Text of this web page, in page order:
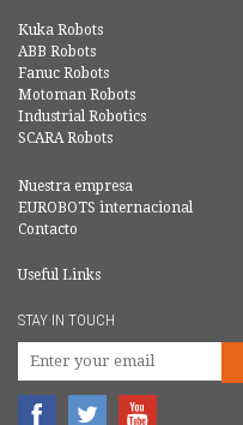
Kuka Robots
ABB Robots
Fanuc Robots
Motoman Robots
Industrial Robotics
SCARA Robots
Nuestra empresa
EUROBOTS internacional
Contacto
Useful Links
STAY IN TOUCH